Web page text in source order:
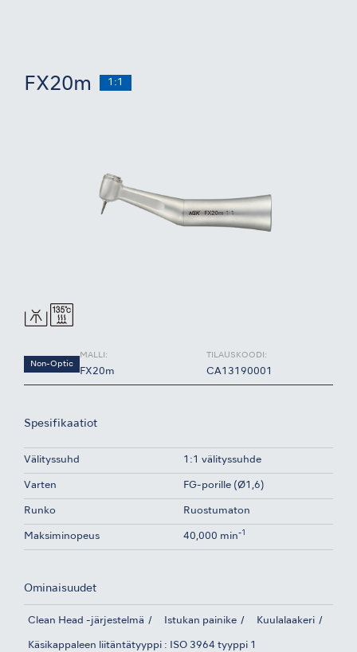
FX20m 1:1
Non-Optic
MALLI:
FX20m
TILAUSKOODI:
CA13190001
Spesifikaatiot
Välityssuhd 1:1 välityssuhde
Varten FG-porille (Ø1,6)
Runko Ruostumaton
Maksiminopeus 40,000 min-1
Ominaisuudet
Clean Head -järjestelmä Istukan painike Kuulalaakeri
Käsikappaleen liitäntätyyppi : ISO 3964 tyyppi 1